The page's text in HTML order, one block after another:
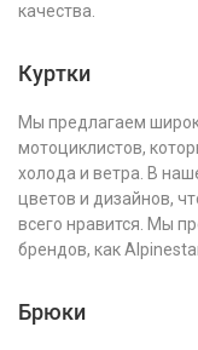
качества.
Куртки
Мы предлагаем
мотоциклистов,
холода и ветра. В
цветов и дизайнов,
всего нравится. Мы
брендов, как
Брюки